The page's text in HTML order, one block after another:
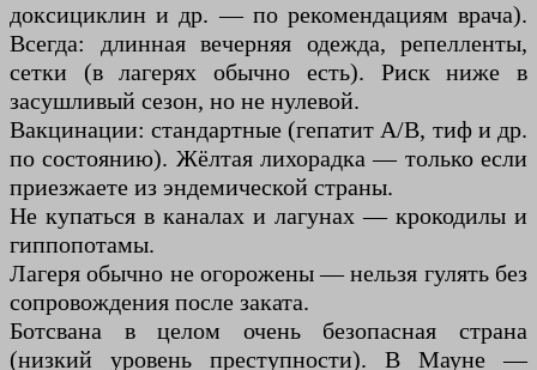
доксициклин и др. — по рекомендациям врача).
Всегда: длинная вечерняя одежда, репелленты,
сетки (в лагерях обычно есть). Риск ниже в
засушливый сезон, но не нулевой.
Вакцинации: стандартные (гепатит А/В, тиф и др.
по состоянию). Жёлтая лихорадка — только если
приезжаете из эндемической страны.
Не купаться в каналах и лагунах — крокодилы и
гиппопотамы.
Лагеря обычно не огорожены — нельзя гулять без
сопровождения после заката.
Ботсвана в целом очень безопасная страна
(низкий уровень преступности). В Мауне —